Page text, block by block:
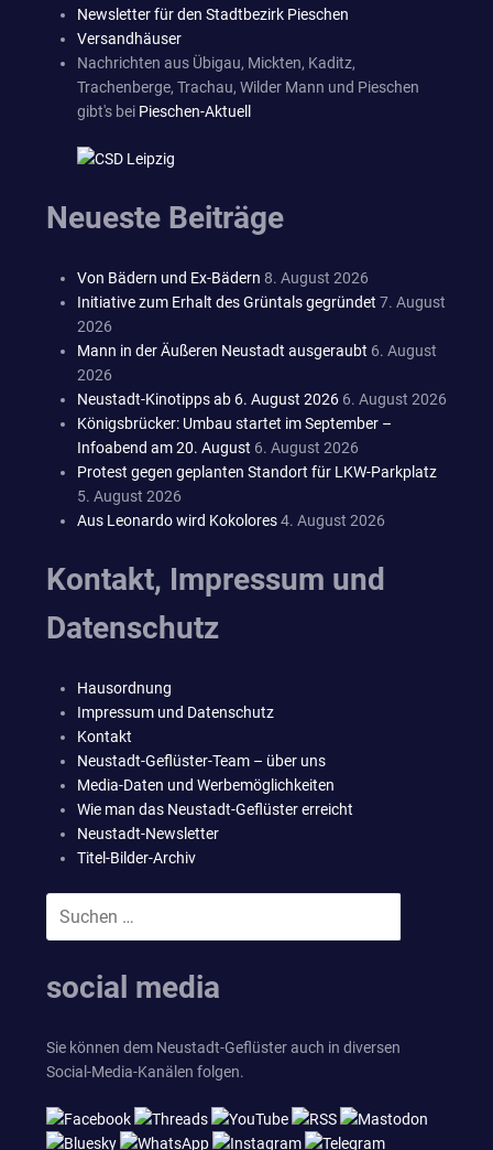
Newsletter für den Stadtbezirk Pieschen
Versandhäuser
Nachrichten aus Übigau, Mickten, Kaditz,
Trachenberge, Trachau, Wilder Mann und Pieschen
gibt's bei Pieschen-Aktuell
Neueste Beiträge
Von Bädern und Ex-Bädern 8. August 2026
Initiative zum Erhalt des Grüntals gegründet 7. August
2026
Mann in der Äußeren Neustadt ausgeraubt 6. August
2026
Neustadt-Kinotipps ab 6. August 2026 6. August 2026
Königsbrücker: Umbau startet im September –
Infoabend am 20. August 6. August 2026
Protest gegen geplanten Standort für LKW-Parkplatz
5. August 2026
Aus Leonardo wird Kokolores4. August 2026
Kontakt, Impressum und
Datenschutz
Hausordnung
Impressum und Datenschutz
Kontakt
Neustadt-Geflüster-Team – über uns
Media-Daten und Werbemöglichkeiten
Wie man das Neustadt-Geflüster erreicht
Neustadt-Newsletter
Titel-Bilder-Archiv
social media
Sie können dem Neustadt-Geflüster auch in diversen
Social-Media-Kanälen folgen.